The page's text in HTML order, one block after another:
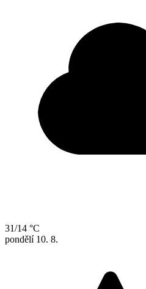
31/14 °C
pondělí 10. 8.